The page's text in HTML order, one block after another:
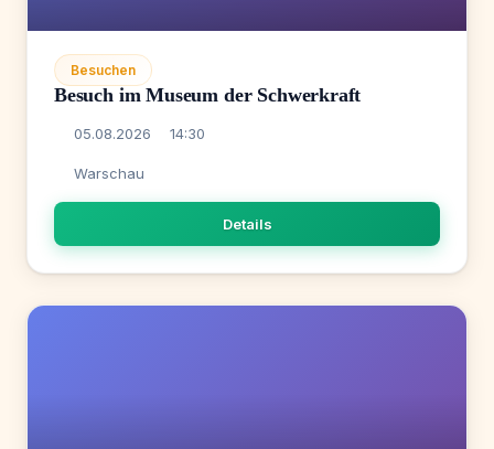
Besuchen
Besuch im Museum der Schwerkraft
05.08.2026 14:30
Warschau
Details